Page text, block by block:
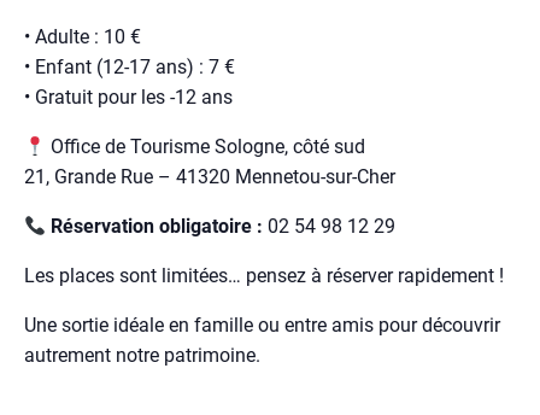
• Adulte : 10 €
• Enfant (12-17 ans) : 7 €
• Gratuit pour les -12 ans
Office de Tourisme Sologne, côté sud
21, Grande Rue – 41320 Mennetou-sur-Cher
Réservation obligatoire : 02 54 98 12 29
Les places sont limitées… pensez à réserver rapidement !
Une sortie idéale en famille ou entre amis pour découvrir
autrement notre patrimoine.